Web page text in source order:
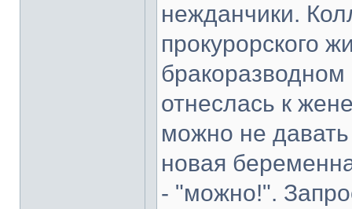
нежданчики.
прокурорского
бракоразводном
отнеслась к
можно не
новая
- "можно!".